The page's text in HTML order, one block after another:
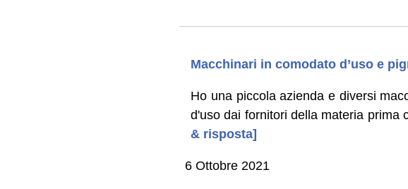
Macchinari in comodato d’uso e
Ho una piccola azienda e diversi
d'uso dai fornitori della materia prima
& risposta]
6 Ottobre 2021